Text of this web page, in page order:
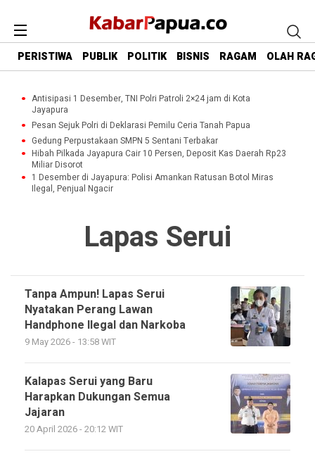
PERISTIWA PUBLIK POLITIK BISNIS RAGAM OLAH
Antisipasi 1 Desember, TNI Polri Patroli 2×24 jam di Kota
Jayapura
Pesan Sejuk Polri di Deklarasi Pemilu Ceria Tanah Papua
Gedung Perpustakaan SMPN 5 Sentani Terbakar
Hibah Pilkada Jayapura Cair 10 Persen, Deposit Kas Daerah Rp23
Miliar Disorot
1 Desember di Jayapura: Polisi Amankan Ratusan Botol Miras
Ilegal, Penjual Ngacir
Lapas Serui
Tanpa Ampun! Lapas Serui
Nyatakan Perang Lawan
Handphone Ilegal dan Narkoba
9 May 2026 - 13:58 WIT
Kalapas Serui yang Baru
Harapkan Dukungan Semua
Jajaran
20 April 2026 - 20:12 WIT